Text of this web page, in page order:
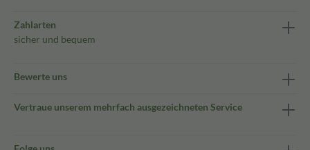
Zahlarten
sicher und bequem
Bewerte uns
Vertraue unserem mehrfach ausgezeichneten Service